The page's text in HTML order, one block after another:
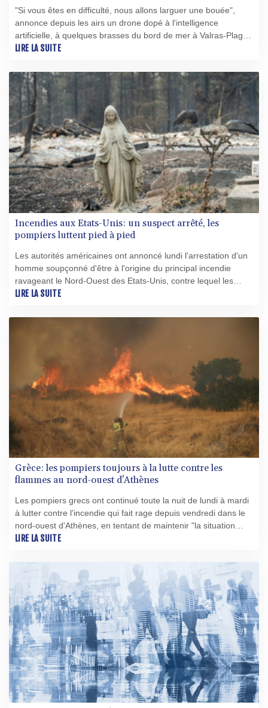
"Si vous êtes en difficulté, nous allons larguer une bouée",
annonce depuis les airs un drone dopé à l'intelligence
artificielle, à quelques brasses du bord de mer à Valras-Plage
(Hérault), dans le sud de la France, où est actuellement testé
LIRE LA SUITE
Incendies aux Etats-Unis: un suspect arrêté, les
pompiers luttent pied à pied
Les autorités américaines ont annoncé lundi l'arrestation d'un
homme soupçonné d'être à l'origine du principal incendie
ravageant le Nord-Ouest des Etats-Unis, contre lequel les
pompiers continuent de lutter pied à pied.
LIRE LA SUITE
Grèce: les pompiers toujours à la lutte contre les
flammes au nord-ouest d'Athènes
Les pompiers grecs ont continué toute la nuit de lundi à mardi
à lutter contre l'incendie qui fait rage depuis vendredi dans le
nord-ouest d'Athènes, en tentant de maintenir "la situation
sous contrôle", a-t-on appris auprès de leur porte-parole.
LIRE LA SUITE